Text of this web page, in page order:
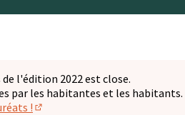
de l'édition 2022 est close.
par les habitantes et les habitants.
!